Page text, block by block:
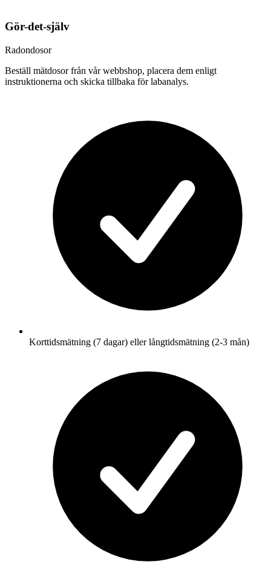
Gör-det-själv
Radondosor
Beställ mätdosor från vår webbshop, placera dem enligt
instruktionerna och skicka tillbaka för labanalys.
Korttidsmätning (7 dagar) eller långtidsmätning (2-3 mån)